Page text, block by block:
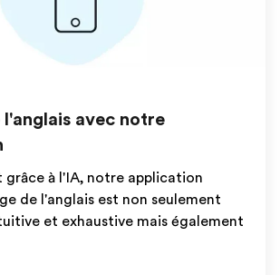
avec notre
grâce à l'IA, notre application
de l'anglais est non seulement
et exhaustive mais également